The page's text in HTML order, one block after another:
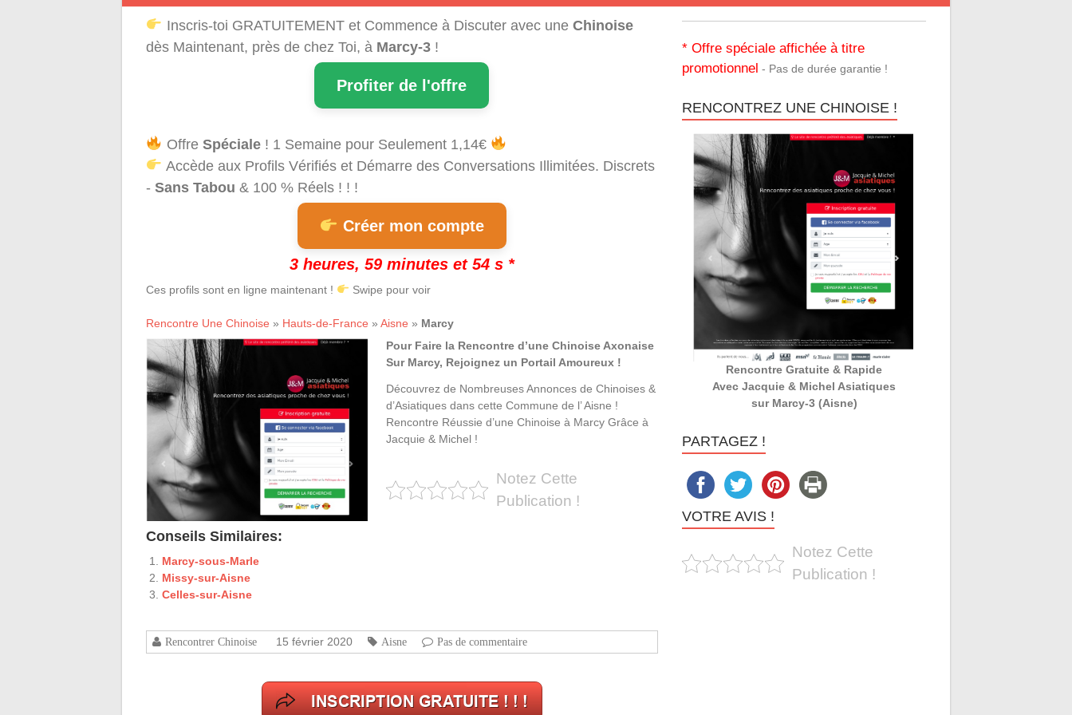
Inscris-toi GRATUITEMENT et Commence à Discuter avec une Chinoise
dès Maintenant, près de chez Toi, à Marcy-3 !
Profiter de l'offre
Offre Spéciale! 1 Semaine pour Seulement 1,14€
Accède aux Profils Vérifiés et Démarre des Conversations Illimitées. Discrets
- Sans Tabou & 100 % Réels ! ! !
Créer mon compte
3 heures, 59 minutes et 53 s *
Ces profils sont en ligne maintenant ! Swipe pour voir
Rencontre Une Chinoise » Hauts-de-France » Aisne » Marcy
Pour Faire la Rencontre d’une Chinoise Axonaise
Sur Marcy, Rejoignez un Portail Amoureux !
Découvrez de Nombreuses Annonces de Chinoises &
d’Asiatiques dans cette Commune de l’ Aisne !
Rencontre Réussie d’une Chinoise à Marcy Grâce à
Jacquie & Michel !
Notez Cette
Publication !
Conseils Similaires:
Marcy-sous-Marle
Missy-sur-Aisne
Celles-sur-Aisne
Rencontrer Chinoise 15 février 2020 Aisne Pas de commentaire
* Offre spéciale affichée à titre
promotionnel - Pas de durée garantie !
RENCONTREZ UNE CHINOISE !
Rencontre Gratuite & Rapide
Avec Jacquie & Michel Asiatiques
sur Marcy-3 (Aisne)
PARTAGEZ !
VOTRE AVIS !
Notez Cette
Publication !